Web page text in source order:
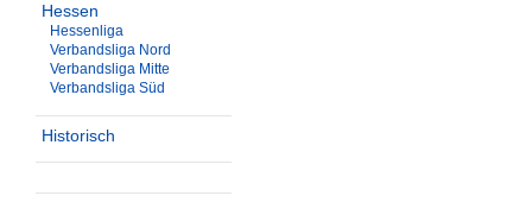
Hessen
Hessenliga
Verbandsliga Nord
Verbandsliga Mitte
Verbandsliga Süd
Historisch